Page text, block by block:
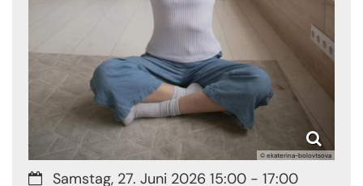
© ekaterina-bolovtsova
Datum:Samstag, 27. Juni 2026 15:00 - 17:00